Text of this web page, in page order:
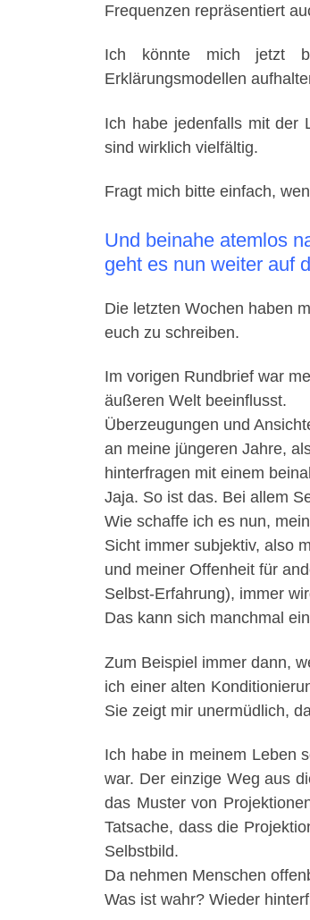
Frequenzen repräsentiert
Ich könnte mich jetzt
Erklärungsmodellen
Ich habe jedenfalls mit der
sind wirklich vielfältig.
Fragt mich bitte einfach,
Und beinahe atemlos
geht es nun weiter auf
Die letzten Wochen haben
euch zu schreiben.
Im vorigen Rundbrief war
äußeren Welt beeinflusst.
Überzeugungen und
an meine jüngeren Jahre,
hinterfragen mit einem
Jaja. So ist das. Bei allem
Wie schaffe ich es nun,
Sicht immer subjektiv, also
und meiner Offenheit für
Selbst-Erfahrung), immer
Das kann sich manchmal
Zum Beispiel immer dann,
ich einer alten
Sie zeigt mir unermüdlich,
Ich habe in meinem Leben
war. Der einzige Weg aus
das Muster von
Tatsache, dass die
Selbstbild.
Da nehmen Menschen
Was ist wahr? Wieder